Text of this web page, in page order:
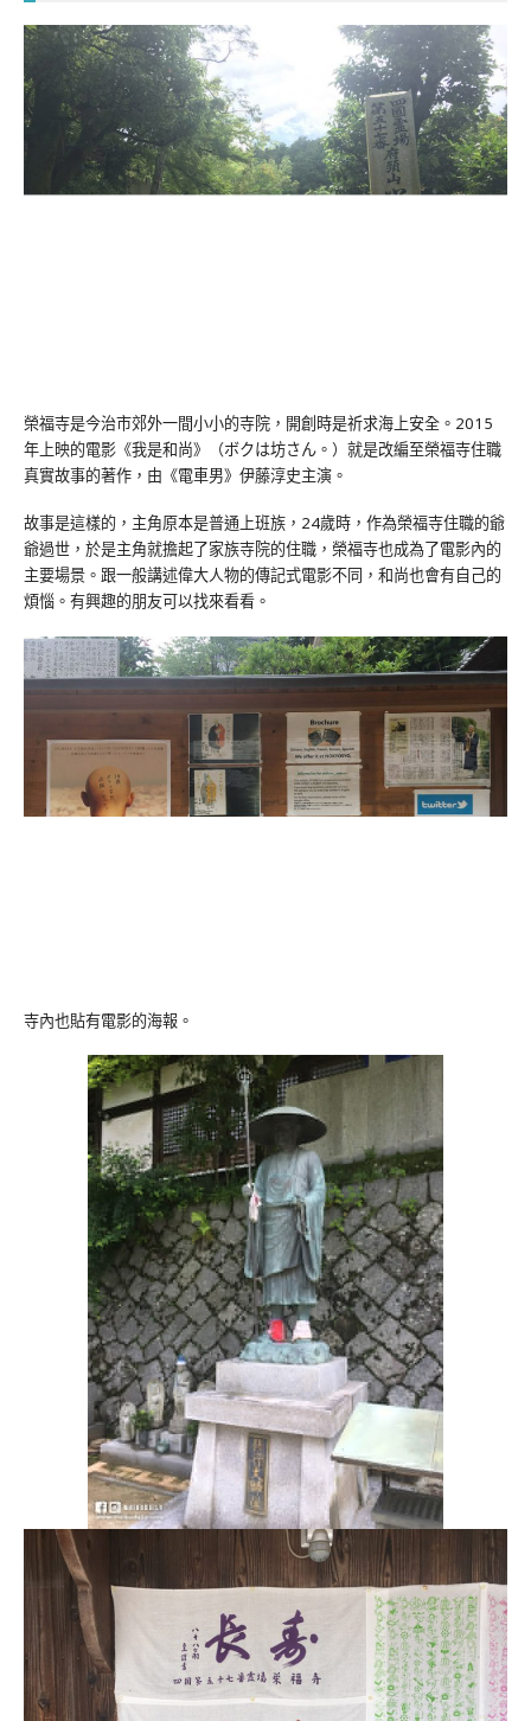
榮福寺是今治市郊外一間小小的寺院，開創時是祈求海上安全。2015
年上映的電影《我是和尚》（ボクは坊さん。）就是改編至榮福寺住職
真實故事的著作，由《電車男》伊藤淳史主演。
故事是這樣的，主角原本是普通上班族，24歲時，作為榮福寺住職的爺
爺過世，於是主角就擔起了家族寺院的住職，榮福寺也成為了電影內的
主要場景。跟一般講述偉大人物的傳記式電影不同，和尚也會有自己的
煩惱。有興趣的朋友可以找來看看。
寺內也貼有電影的海報。